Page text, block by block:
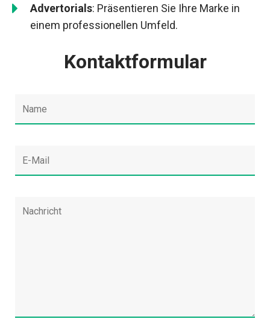
Advertorials: Präsentieren Sie Ihre Marke in
einem professionellen Umfeld.
Kontaktformular